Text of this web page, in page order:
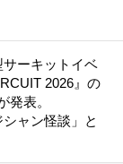
ーキットイベ
2026』の
発表。
シャン怪談」と